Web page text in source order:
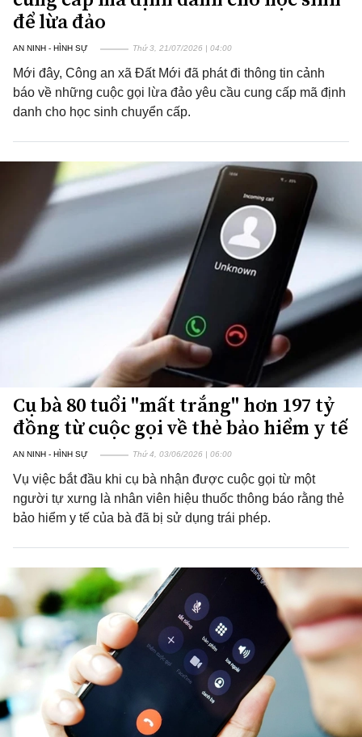
để lừa đảo
AN NINH - HÌNH SỰ Thứ 3, 21/07/2026 | 04:00
Mới đây, Công an xã Đất Mới đã phát đi thông tin cảnh
báo về những cuộc gọi lừa đảo yêu cầu cung cấp mã định
danh cho học sinh chuyển cấp.
Cụ bà 80 tuổi "mất trắng" hơn 197 tỷ
đồng từ cuộc gọi về thẻ bảo hiểm y tế
AN NINH - HÌNH SỰ Thứ 4, 03/06/2026 | 06:00
Vụ việc bắt đầu khi cụ bà nhận được cuộc gọi từ một
người tự xưng là nhân viên hiệu thuốc thông báo rằng thẻ
bảo hiểm y tế của bà đã bị sử dụng trái phép.